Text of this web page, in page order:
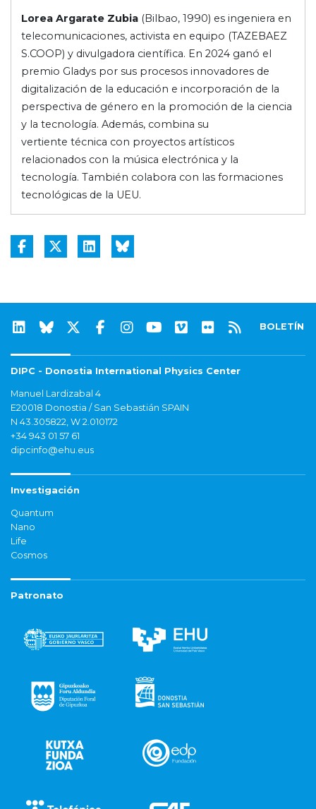
Lorea Argarate Zubia (Bilbao, 1990) es ingeniera en
telecomunicaciones, activista en equipo (TAZEBAEZ
S.COOP) y divulgadora científica. En 2024 ganó el
premio Gladys por sus procesos innovadores de
digitalización de la educación e incorporación de la
perspectiva de género en la promoción de la ciencia
y la tecnología. Además, combina su
vertiente técnica con proyectos artísticos
relacionados con la música electrónica y la
tecnología. También colabora con las formaciones
tecnológicas de la UEU.
BOLETÍN
DIPC - Donostia International Physics Center
Manuel Lardizabal 4
E20018 Donostia / San Sebastián SPAIN
N 43.305822, W 2.010172
+34 943 01 57 61
dipcinfo@ehu.eus
Investigación
Quantum
Nano
Life
Cosmos
Patronato